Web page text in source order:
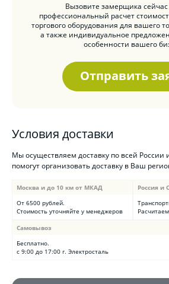
Вызовите замерщика сейчас
профессиональный расчет
торгового оборудования для вашего
а также индивидуальное
особенности вашего
Отправить
Условия доставки
Мы осуществляем доставку по всей
помогут организовать доставку в Ваш
Москва и до 10 км от МКАД
От 6500 рублей.
Стоимость уточняйте у менеджеров
Россия и
Самовывоз
Бесплатно.
с 9:00 до 17:00 г. Электросталь